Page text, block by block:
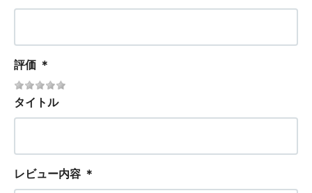
評価 ＊
タイトル
レビュー内容 ＊